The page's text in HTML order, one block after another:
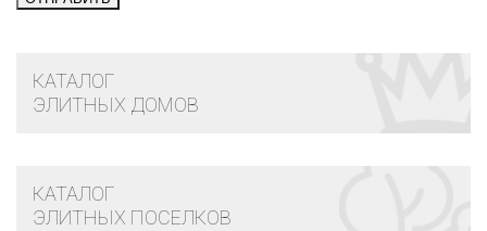
КАТАЛОГ
ЭЛИТНЫХ ДОМОВ
КАТАЛОГ
ЭЛИТНЫХ ПОСЕЛКОВ